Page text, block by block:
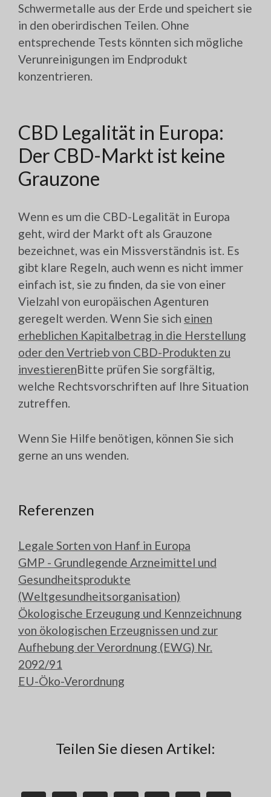
Schwermetalle aus der Erde und speichert sie
in den oberirdischen Teilen. Ohne
entsprechende Tests könnten sich mögliche
Verunreinigungen im Endprodukt
konzentrieren.
CBD Legalität in Europa:
Der CBD-Markt ist keine
Grauzone
Wenn es um die CBD-Legalität in Europa
geht, wird der Markt oft als Grauzone
bezeichnet, was ein Missverständnis ist. Es
gibt klare Regeln, auch wenn es nicht immer
einfach ist, sie zu finden, da sie von einer
Vielzahl von europäischen Agenturen
geregelt werden. Wenn Sie sich einen
erheblichen Kapitalbetrag in die Herstellung
oder den Vertrieb von CBD-Produkten zu
investierenBitte prüfen Sie sorgfältig,
welche Rechtsvorschriften auf Ihre Situation
zutreffen.
Wenn Sie Hilfe benötigen, können Sie sich
gerne an uns wenden.
Referenzen
Legale Sorten von Hanf in Europa
GMP - Grundlegende Arzneimittel und
Gesundheitsprodukte
(Weltgesundheitsorganisation)
Ökologische Erzeugung und Kennzeichnung
von ökologischen Erzeugnissen und zur
Aufhebung der Verordnung (EWG) Nr.
2092/91
EU-Öko-Verordnung
Teilen Sie diesen Artikel: